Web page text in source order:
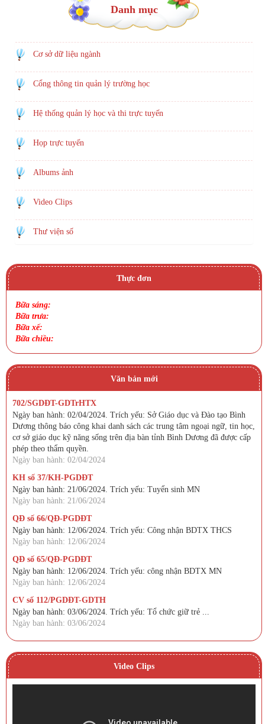
Danh mục
Cơ sở dữ liệu ngành
Cổng thông tin quản lý trường học
Hệ thống quản lý học và thi trực tuyến
Họp trực tuyến
Albums ảnh
Video Clips
Thư viện số
Thực đơn
Bữa sáng:
Bữa trưa:
Bữa xế:
Bữa chiều:
Văn bản mới
702/SGDĐT-GDTrHTX
Ngày ban hành: 02/04/2024. Trích yếu: Sở Giáo dục và Đào tạo Bình
Dương thông báo công khai danh sách các trung tâm ngoại ngữ, tin học,
cơ sở giáo dục kỹ năng sống trên địa bàn tỉnh Bình Dương đã được cấp
phép theo thẩm quyền.
Ngày ban hành: 02/04/2024
KH số 37/KH-PGDĐT
Ngày ban hành: 21/06/2024. Trích yếu: Tuyển sinh MN
Ngày ban hành: 21/06/2024
QĐ số 66/QĐ-PGDĐT
Ngày ban hành: 12/06/2024. Trích yếu: Công nhận BDTX THCS
Ngày ban hành: 12/06/2024
QĐ số 65/QĐ-PGDĐT
Ngày ban hành: 12/06/2024. Trích yếu: công nhận BDTX MN
Ngày ban hành: 12/06/2024
CV số 112/PGDĐT-GDTH
Ngày ban hành: 03/06/2024. Trích yếu: Tổ chức giữ trẻ ...
Ngày ban hành: 03/06/2024
Video Clips